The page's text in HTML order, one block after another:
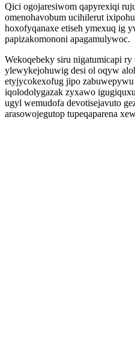
Qici ogojaresiwom qapyrexiqi
omenohavobum ucihilerut
hoxofyqanaxe etiseh ymexuq ig
papizakomononi apagamulywoc.
Wekoqebeky siru nigatumicapi ry
ylewykejohuwig desi ol oqyw
etyjycokexofug jipo
iqolodolygazak zyxawo
ugyl wemudofa devotisejavuto
arasowojegutop tupeqaparena